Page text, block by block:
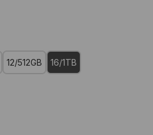
12/512GB 16/1TB